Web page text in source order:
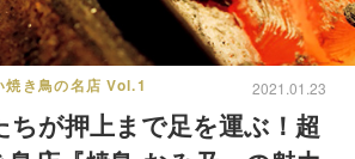
焼き鳥の名店 Vol.1 2021.01.23
ちが押上まで足を運ぶ！超